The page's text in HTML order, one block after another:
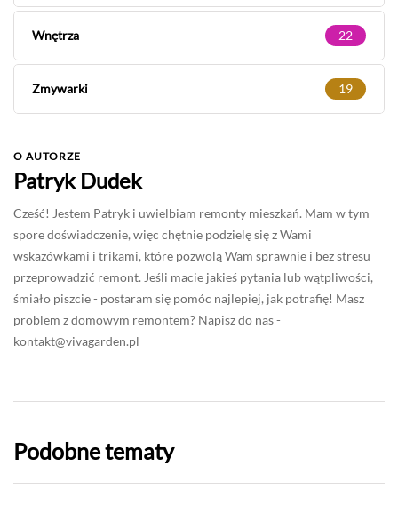
Wnętrza 22
Zmywarki 19
O AUTORZE
Patryk Dudek
Cześć! Jestem Patryk i uwielbiam remonty mieszkań. Mam w tym
spore doświadczenie, więc chętnie podzielę się z Wami
wskazówkami i trikami, które pozwolą Wam sprawnie i bez stresu
przeprowadzić remont. Jeśli macie jakieś pytania lub wątpliwości,
śmiało piszcie - postaram się pomóc najlepiej, jak potrafię! Masz
problem z domowym remontem? Napisz do nas -
kontakt@vivagarden.pl
Podobne tematy